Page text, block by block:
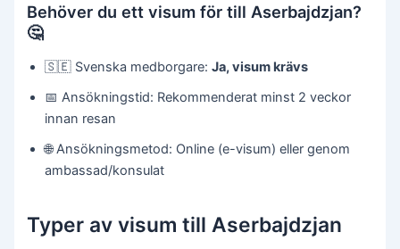
Behöver du ett visum för till Aserbajdzjan?
🤔
🇸🇪 Svenska medborgare:Ja, visum krävs
📅 Ansökningstid: Rekommenderat minst 2 veckor
innan resan
🌐 Ansökningsmetod: Online (e-visum) eller genom
ambassad/konsulat
Typer av visum till Aserbajdzjan